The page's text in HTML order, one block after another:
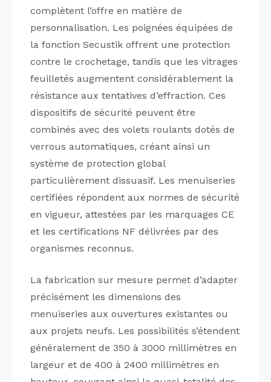
complètent l’offre en matière de
personnalisation. Les poignées équipées de
la fonction Secustik offrent une protection
contre le crochetage, tandis que les vitrages
feuilletés augmentent considérablement la
résistance aux tentatives d’effraction. Ces
dispositifs de sécurité peuvent être
combinés avec des volets roulants dotés de
verrous automatiques, créant ainsi un
système de protection global
particulièrement dissuasif. Les menuiseries
certifiées répondent aux normes de sécurité
en vigueur, attestées par les marquages CE
et les certifications NF délivrées par des
organismes reconnus.
La fabrication sur mesure permet d’adapter
précisément les dimensions des
menuiseries aux ouvertures existantes ou
aux projets neufs. Les possibilités s’étendent
généralement de 350 à 3000 millimètres en
largeur et de 400 à 2400 millimètres en